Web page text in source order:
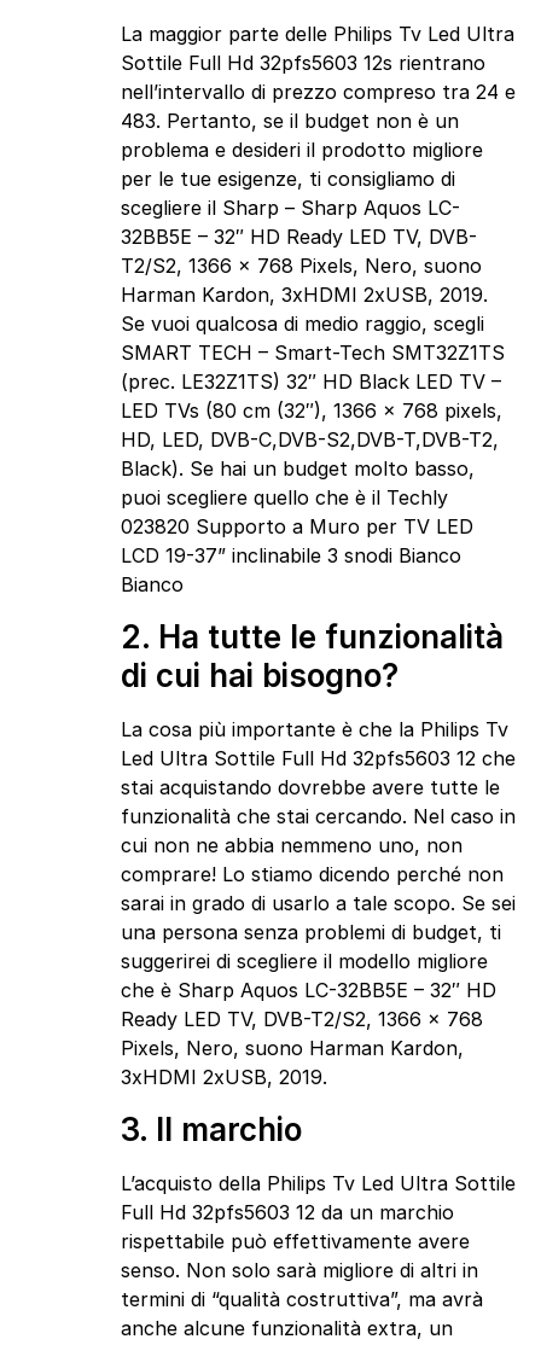
La maggior parte delle Philips Tv Led Ultra
Sottile Full Hd 32pfs5603 12s rientrano
nell’intervallo di prezzo compreso tra 24 e
483. Pertanto, se il budget non è un
problema e desideri il prodotto migliore
per le tue esigenze, ti consigliamo di
scegliere il Sharp – Sharp Aquos LC-
32BB5E – 32″ HD Ready LED TV, DVB-
T2/S2, 1366 x 768 Pixels, Nero, suono
Harman Kardon, 3xHDMI 2xUSB, 2019.
Se vuoi qualcosa di medio raggio, scegli
SMART TECH – Smart-Tech SMT32Z1TS
(prec. LE32Z1TS) 32″ HD Black LED TV –
LED TVs (80 cm (32″), 1366 x 768 pixels,
HD, LED, DVB-C,DVB-S2,DVB-T,DVB-T2,
Black). Se hai un budget molto basso,
puoi scegliere quello che è il Techly
023820 Supporto a Muro per TV LED
LCD 19-37” inclinabile 3 snodi Bianco
Bianco
2. Ha tutte le funzionalità
di cui hai bisogno?
La cosa più importante è che la Philips Tv
Led Ultra Sottile Full Hd 32pfs5603 12 che
stai acquistando dovrebbe avere tutte le
funzionalità che stai cercando. Nel caso in
cui non ne abbia nemmeno uno, non
comprare! Lo stiamo dicendo perché non
sarai in grado di usarlo a tale scopo. Se sei
una persona senza problemi di budget, ti
suggerirei di scegliere il modello migliore
che è Sharp Aquos LC-32BB5E – 32″ HD
Ready LED TV, DVB-T2/S2, 1366 x 768
Pixels, Nero, suono Harman Kardon,
3xHDMI 2xUSB, 2019.
3. Il marchio
L’acquisto della Philips Tv Led Ultra Sottile
Full Hd 32pfs5603 12 da un marchio
rispettabile può effettivamente avere
senso. Non solo sarà migliore di altri in
termini di “qualità costruttiva”, ma avrà
anche alcune funzionalità extra, un